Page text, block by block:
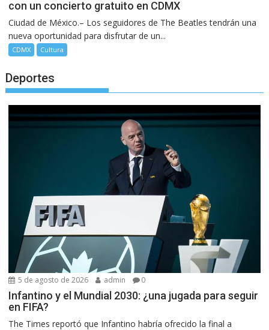
con un concierto gratuito en CDMX
Ciudad de México.– Los seguidores de The Beatles tendrán una
nueva oportunidad para disfrutar de un...
CDMX Cultura
Deportes
5 de agosto de 2026 admin 0
Infantino y el Mundial 2030: ¿una jugada para seguir
en FIFA?
The Times reportó que Infantino habría ofrecido la final a